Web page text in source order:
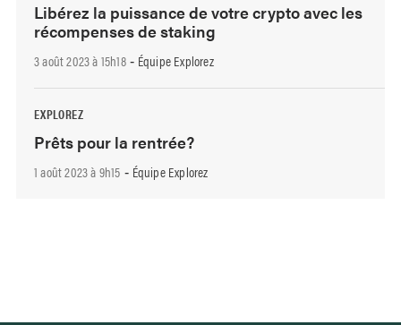
Libérez la puissance de votre crypto avec les
récompenses de staking
3 août 2023 à 15h18- Équipe Explorez
EXPLOREZ
Prêts pour la rentrée?
1 août 2023 à 9h15 - Équipe Explorez